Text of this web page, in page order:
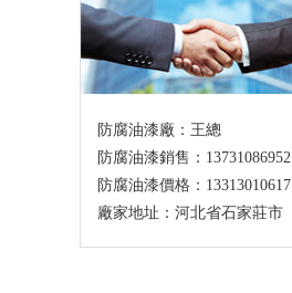
防腐油漆廠：王總
防腐油漆銷售：13731086952
防腐油漆價格：13313010617
廠家地址：河北省石家莊市